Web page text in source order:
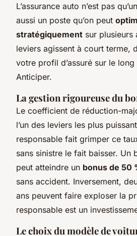
L’assurance auto n’est pas
aussi un poste qu’on peut
stratégiquement sur plusieurs
leviers agissent à court terme,
votre profil d’assuré sur le
Anticiper.
La gestion rigoureuse du
Le coefficient de réduction-
l’un des leviers les plus
responsable fait grimper ce
sans sinistre le fait baisser. Un
peut atteindre un bonus de 50
sans accident. Inversement,
ans peuvent faire exploser la
responsable est un
Le choix du modèle de